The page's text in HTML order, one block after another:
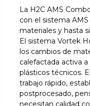
La H2C AMS
con el sistema
materiales y hasta
El sistema Vortek
los cambios de
calefactada activa
plásticos técnicos.
trabajo rápido,
postprocesado,
necesitan calidad